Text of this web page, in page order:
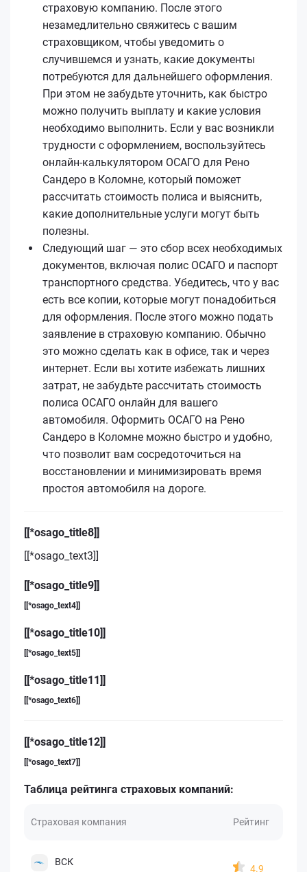
страховую компанию. После этого
незамедлительно свяжитесь с вашим
страховщиком, чтобы уведомить о
случившемся и узнать, какие документы
потребуются для дальнейшего оформления.
При этом не забудьте уточнить, как быстро
можно получить выплату и какие условия
необходимо выполнить. Если у вас возникли
трудности с оформлением, воспользуйтесь
онлайн-калькулятором ОСАГО для Рено
Сандеро в Коломне, который поможет
рассчитать стоимость полиса и выяснить,
какие дополнительные услуги могут быть
полезны.
Следующий шаг — это сбор всех необходимых
документов, включая полис ОСАГО и паспорт
транспортного средства. Убедитесь, что у вас
есть все копии, которые могут понадобиться
для оформления. После этого можно подать
заявление в страховую компанию. Обычно
это можно сделать как в офисе, так и через
интернет. Если вы хотите избежать лишних
затрат, не забудьте рассчитать стоимость
полиса ОСАГО онлайн для вашего
автомобиля. Оформить ОСАГО на Рено
Сандеро в Коломне можно быстро и удобно,
что позволит вам сосредоточиться на
восстановлении и минимизировать время
простоя автомобиля на дороге.
[[*osago_title8]]
[[*osago_text3]]
[[*osago_title9]]
[[*osago_text4]]
[[*osago_title10]]
[[*osago_text5]]
[[*osago_title11]]
[[*osago_text6]]
[[*osago_title12]]
[[*osago_text7]]
Таблица рейтинга страховых компаний:
Страховая компания Рейтинг
ВСК
4.9